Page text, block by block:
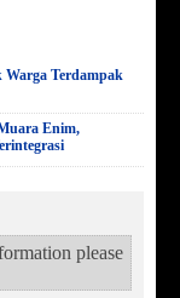
Terdampak
Enim,
please